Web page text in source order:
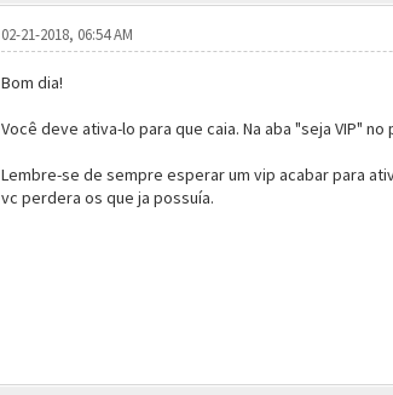
02-21-2018, 06:54 AM
Bom dia!
Você deve ativa-lo para que caia. Na aba "seja VIP"
Lembre-se de sempre esperar um vip acabar para
vc perdera os que ja possuía.